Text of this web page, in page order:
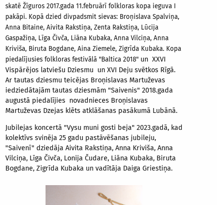
skatē Žīguros 2017.gada 11.februārī folkloras kopa ieguva I
pakāpi. Kopā dzied divpadsmit sievas: Broņislava Spalviņa,
Anna Bitaine, Aivita Rakstiņa, Zenta Rakstiņa, Lūcija
Gaspažiņa, Līga Čivča, Liāna Kubaka, Anna Vilciņa, Anna
Kriviša, Biruta Bogdane, Aina Ziemele, Zigrīda Kubaka. Kopa
piedalījusies folkloras festivālā "Baltica 2018" un XXVI
Vispārējos latviešu Dziesmu un XVI Deju svētkos Rīgā.
Ar tautas dziesmu teicējas Broņislavas Martuževas
iedziedātajām tautas dziesmām "Saivenis" 2018.gada
augustā piedalījies novadnieces Broņislavas
Martuževas Dzejas klēts atklāšanas pasākumā Lubānā.
Jubilejas koncertā "Vysu muni gosti beja" 2023.gadā, kad
kolektīvs svinēja 25 gadu pastāvēšanas jubileju,
"Saivenī" dziedāja Aivita Rakstiņa, Anna Kriviša, Anna
Vilciņa, Līga Čivča, Lonija Čudare, Liāna Kubaka, Biruta
Bogdane, Zigrīda Kubaka un vadītāja Daiga Griestiņa.